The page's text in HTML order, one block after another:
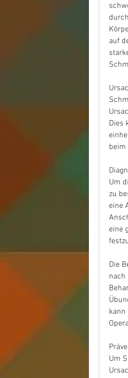
auf
Dies
beim
Um
zu
eine
eine
Die
nach
kann
Um